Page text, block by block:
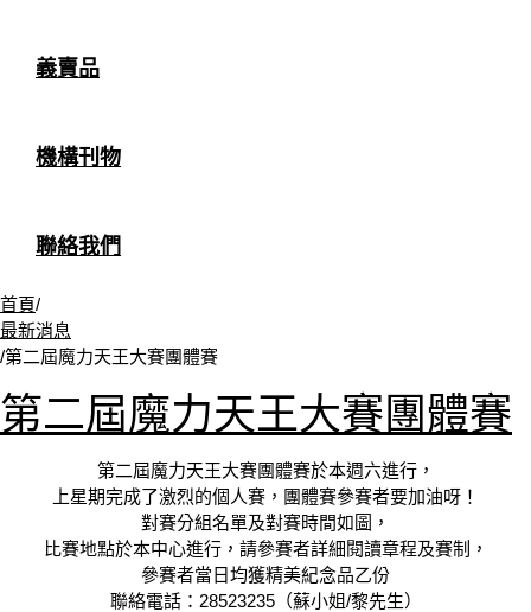
義賣品
機構刊物
聯絡我們
首頁/
最新消息
/第二屆魔力天王大賽團體賽
第二屆魔力天王大賽團體賽
第二屆魔力天王大賽團體賽於本週六進行，
上星期完成了激烈的個人賽，團體賽參賽者要加油呀！
對賽分組名單及對賽時間如圖，
比賽地點於本中心進行，請參賽者詳細閱讀章程及賽制，
參賽者當日均獲精美紀念品乙份
聯絡電話：28523235（蘇小姐/黎先生）